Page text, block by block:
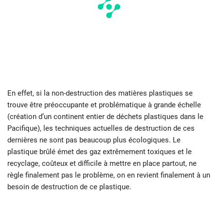
En effet, si la non-destruction des matières plastiques se
trouve être préoccupante et problématique à grande échelle
(création d’un continent entier de déchets plastiques dans le
Pacifique), les techniques actuelles de destruction de ces
dernières ne sont pas beaucoup plus écologiques. Le
plastique brûlé émet des gaz extrêmement toxiques et le
recyclage, coûteux et difficile à mettre en place partout, ne
règle finalement pas le problème, on en revient finalement à un
besoin de destruction de ce plastique.